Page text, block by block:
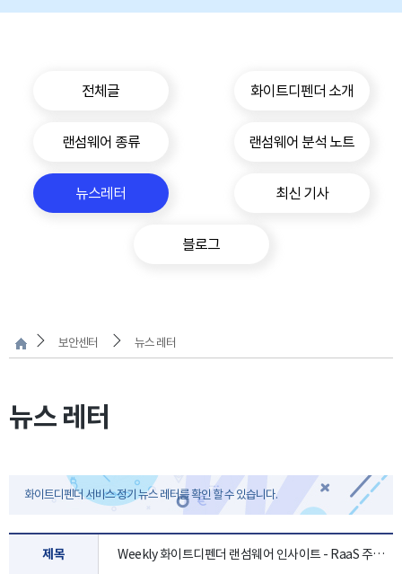
전체글 화이트디펜더 소개
랜섬웨어 종류 랜섬웨어 분석 노트
뉴스레터 최신 기사
블로그
보안센터 뉴스 레터
뉴스 레터
화이트디펜더 서비스 정기 뉴스 레터를 확인 할 수 있습니다.
제목 Weekly 화이트디펜더 랜섬웨어 인사이트 - RaaS 주도… 랜섬웨어 조직 클롭, 최근 가장 위협적인 조직..[8월 5주]